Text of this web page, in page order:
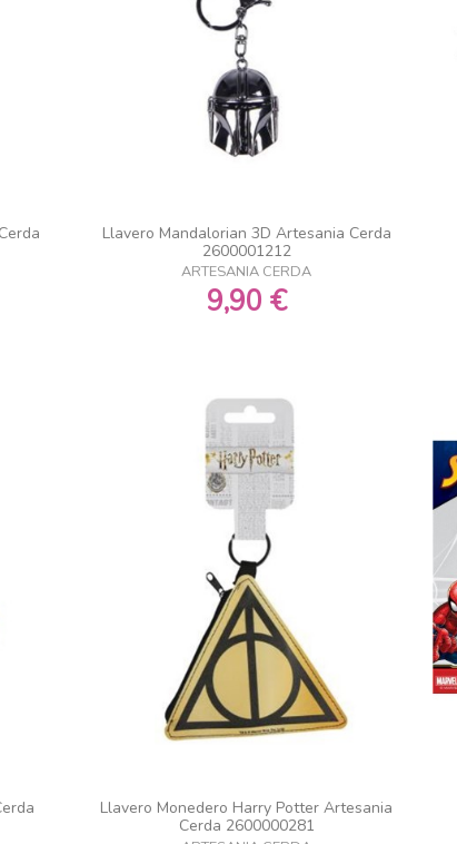
Llavero Mandalorian 3D Artesania Cerda
2600001212
ARTESANIA CERDA
9,90 €
Llavero Monedero Harry Potter Artesania
Cerda 2600000281